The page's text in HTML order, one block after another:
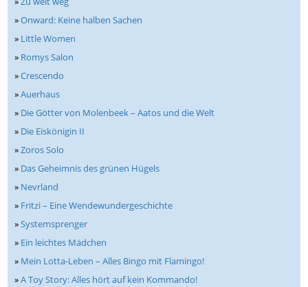
»Onward: Keine halben Sachen
» Little Women
» Romys Salon
»Crescendo
»Auerhaus
» Die Götter von Molenbeek – Aatos und die Welt
» Die Eiskönigin II
»Zoros Solo
» Das Geheimnis des grünen Hügels
» Nevrland
» Fritzi – Eine Wendewundergeschichte
»Systemsprenger
» Ein leichtes Mädchen
» Mein Lotta-Leben – Alles Bingo mit Flamingo!
»A Toy Story: Alles hört auf kein Kommando!